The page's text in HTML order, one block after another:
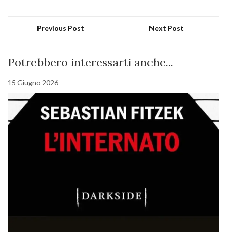
Previous Post Next Post
Potrebbero interessarti anche...
15 Giugno 2026